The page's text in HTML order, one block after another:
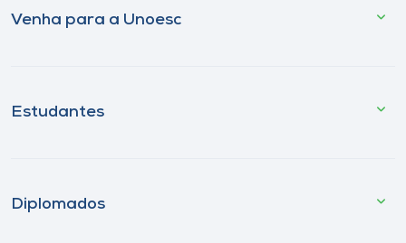
Venha para a Unoesc
Estudantes
Diplomados